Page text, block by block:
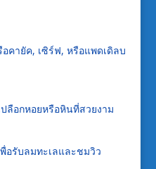
คายัค, เซิร์ฟ, หรือแพดเดิลบ
ลือกหอยหรือหินที่สวยงาม
อรับลมทะเลและชมวิว